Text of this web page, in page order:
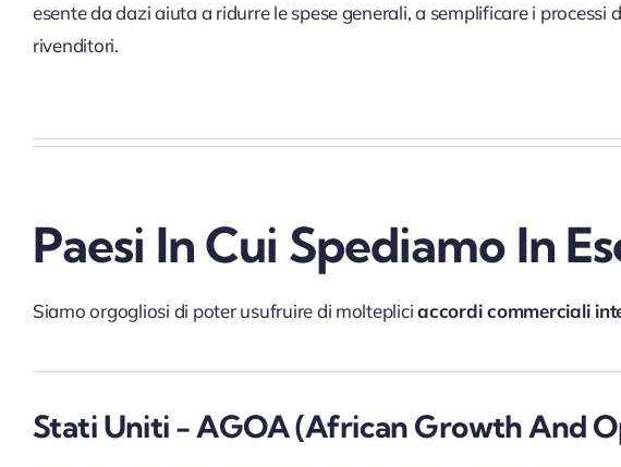
esente da dazi aiuta a ridurre le spese generali, a semplificare i
rivenditori.
Paesi In Cui Spediamo In
Siamo orgogliosi di poter usufruire di moltepliciaccordi commerciali
Stati Uniti - AGOA (African Growth And